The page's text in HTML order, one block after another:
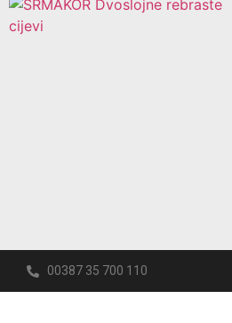
00387 35 700 110